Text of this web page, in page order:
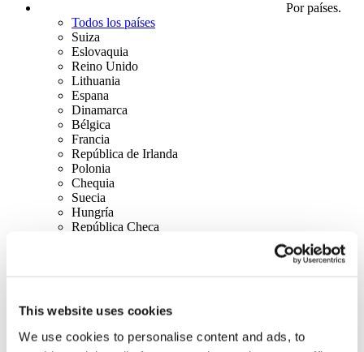
This website uses cookies
We use cookies to personalise content and ads, to
Por países.
Todos los países
Suiza
Eslovaquia
Reino Unido
Lithuania
Espana
Dinamarca
Bélgica
Francia
República de Irlanda
Polonia
Chequia
Suecia
Hungría
República Checa
Finland
Norway
Canadá